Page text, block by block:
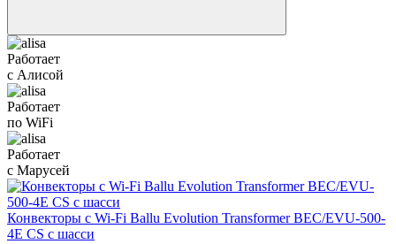
Работает
с Алисой
Работает
по WiFi
Работает
с Марусей
Конвекторы с Wi-Fi Ballu Evolution Transformer BEC/EVU-500-
4E CS с шасси